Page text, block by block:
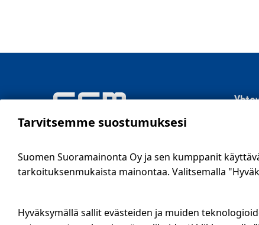
09
Tarvitsemme suostumuksesi
Suomen Suoramainonta Oy ja sen kumppanit
tarkoituksenmukaista mainontaa. Valitsemalla
Hyväksymällä sallit evästeiden ja muiden